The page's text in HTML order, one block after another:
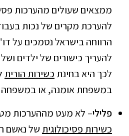
ממצאים שעולים מהערכות
להערכת מקרים של נכות
הרווחה בישראל נסמכים על
להעריך כישורים של ילדים
לכך היא בחינת כשירות הורית
במשפחת אומנה, או
פלילי– לא מעט מההערכות
כשירות פסיכולוגית של נאשם